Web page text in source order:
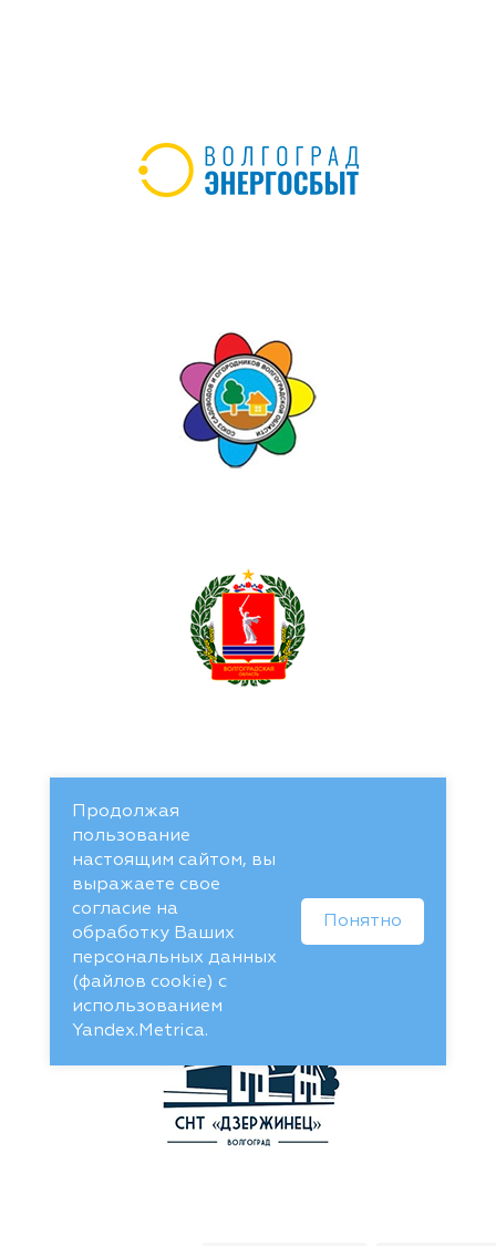
Продолжая
пользование
настоящим сайтом, вы
выражаете свое
согласие на
обработку Ваших
персональных данных
(файлов cookie) с
использованием
Yandex.Metrica.
Понятно